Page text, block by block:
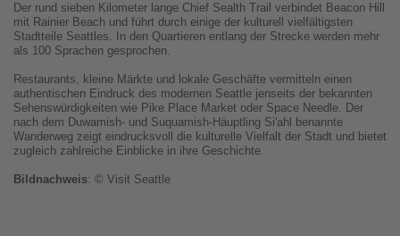
Der rund sieben Kilometer lange Chief Sealth Trail verbindet Beacon Hill
mit Rainier Beach und führt durch einige der kulturell vielfältigsten
Stadtteile Seattles. In den Quartieren entlang der Strecke werden mehr
als 100 Sprachen gesprochen.
Restaurants, kleine Märkte und lokale Geschäfte vermitteln einen
authentischen Eindruck des modernen Seattle jenseits der bekannten
Sehenswürdigkeiten wie Pike Place Market oder Space Needle. Der
nach dem Duwamish- und Suquamish-Häuptling Si'ahl benannte
Wanderweg zeigt eindrucksvoll die kulturelle Vielfalt der Stadt und bietet
zugleich zahlreiche Einblicke in ihre Geschichte.
Bildnachweis: © Visit Seattle